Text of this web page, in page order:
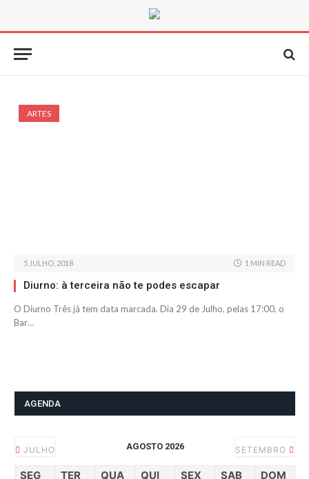
ARTES
5 JULHO, 2018 1 MIN READ
Diurno: à terceira não te podes escapar
O Diurno Três já tem data marcada. Dia 29 de Julho, pelas 17:00, o
Bar…
AGENDA
JULHO AGOSTO 2026 SETEMBRO
SEG TER QUA QUI SEX SAB DOM